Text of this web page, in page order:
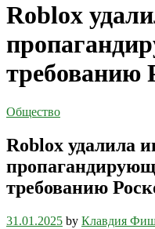
Roblox
требованию
Общество
Roblox удалила
требованию
31.01.2025 by Клавдия